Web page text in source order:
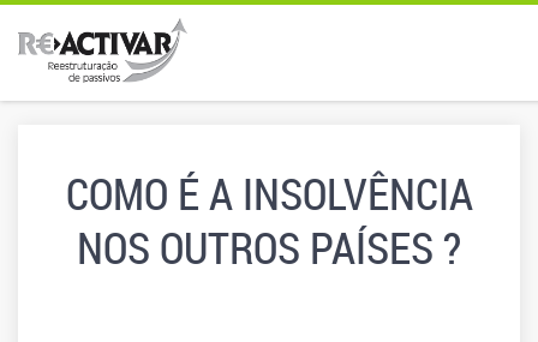
COMO É A INSOLVÊNCIA
NOS OUTROS PAÍSES ?